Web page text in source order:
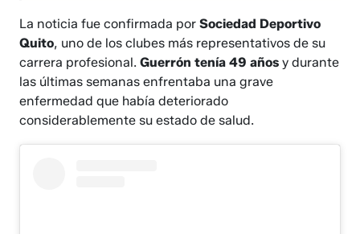
La noticia fue confirmada porSociedad Deportivo
Quito, uno de los clubes más representativos de su
carrera profesional.Guerrón tenía 49 añosy durante
las últimas semanas enfrentaba una grave
enfermedad que había deteriorado
considerablemente su estado de salud.